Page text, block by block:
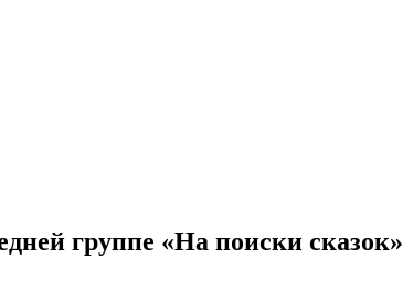
группе «На поиски сказок»